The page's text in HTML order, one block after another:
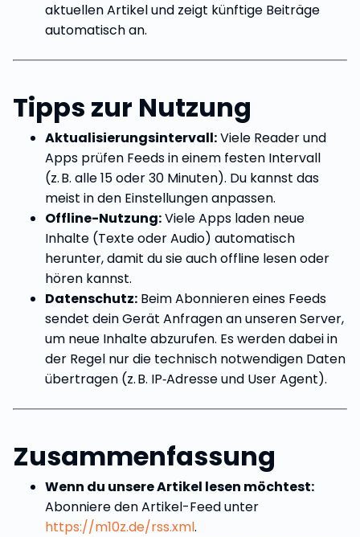
aktuellen Artikel und zeigt künftige Beiträge
automatisch an.
Tipps zur Nutzung
Aktualisierungsintervall:Viele Reader und
Apps prüfen Feeds in einem festen Intervall
(z. B. alle 15 oder 30 Minuten). Du kannst das
meist in den Einstellungen anpassen.
Offline-Nutzung:Viele Apps laden neue
Inhalte (Texte oder Audio) automatisch
herunter, damit du sie auch offline lesen oder
hören kannst.
Datenschutz: Beim Abonnieren eines Feeds
sendet dein Gerät Anfragen an unseren Server,
um neue Inhalte abzurufen. Es werden dabei in
der Regel nur die technisch notwendigen Daten
übertragen (z. B. IP‑Adresse und User Agent).
Zusammenfassung
Wenn du unsere Artikel lesen möchtest:
Abonniere den Artikel-Feed unter
https://m10z.de/rss.xml.